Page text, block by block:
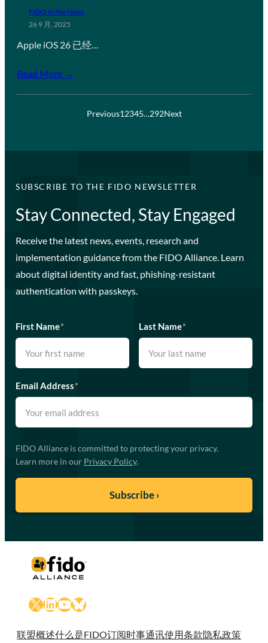
FIDO in the News
26 9 月, 2025
Apple iOS 26 已经…
Read More →
Previous12345…292Next
SUBSCRIBE TO THE FIDO NEWSLETTER
Stay Connected, Stay Engaged
Receive the latest news, events, research and
implementation guidance from the FIDO Alliance. Learn
about digital identity and fast, phishing-resistant
authentication with passkeys.
First Name* Last Name*
Email Address*
FIDO Alliance is committed to protecting your privacy.
Learn more in our Privacy Policy.
X LinkedIn
YouTube
Bluesky
联盟概述什么是FIDO订阅时事通讯使用条款隐私政策